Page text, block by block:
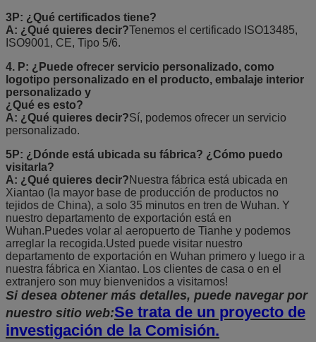
3P: ¿Qué certificados tiene?
A: ¿Qué quieres decir?Tenemos el certificado ISO13485,
ISO9001, CE, Tipo 5/6.
4. P: ¿Puede ofrecer servicio personalizado, como
logotipo personalizado en el producto, embalaje interior
personalizado y
¿Qué es esto?
A: ¿Qué quieres decir?Sí, podemos ofrecer un servicio
personalizado.
5P: ¿Dónde está ubicada su fábrica? ¿Cómo puedo
visitarla?
A: ¿Qué quieres decir?Nuestra fábrica está ubicada en
Xiantao (la mayor base de producción de productos no
tejidos de China), a solo 35 minutos en tren de Wuhan. Y
nuestro departamento de exportación está en
Wuhan.Puedes volar al aeropuerto de Tianhe y podemos
arreglar la recogida.Usted puede visitar nuestro
departamento de exportación en Wuhan primero y luego ir a
nuestra fábrica en Xiantao. Los clientes de casa o en el
extranjero son muy bienvenidos a visitarnos!
Si desea obtener más detalles, puede navegar por
nuestro sitio web:Se trata de un proyecto de
investigación de la Comisión.